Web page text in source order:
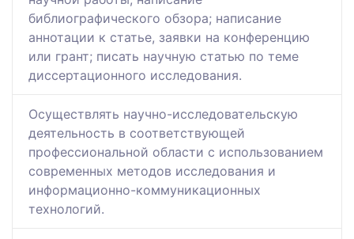
библиографического обзора; написание
аннотации к статье, заявки на конференцию
или грант; писать научную статью по теме
диссертационного исследования.
Осуществлять научно-исследовательскую
деятельность в соответствующей
профессиональной области с использованием
современных методов исследования и
информационно-коммуникационных
технологий.